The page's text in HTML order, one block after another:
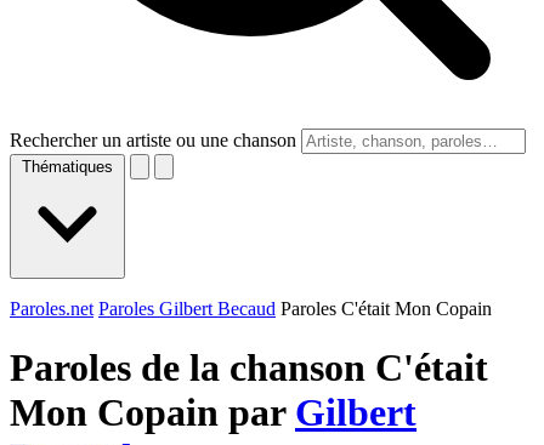
Rechercher un artiste ou une chanson
Thématiques
Paroles.net Paroles Gilbert Becaud Paroles C'était Mon Copain
Paroles de la chanson C'était
Mon Copain par Gilbert